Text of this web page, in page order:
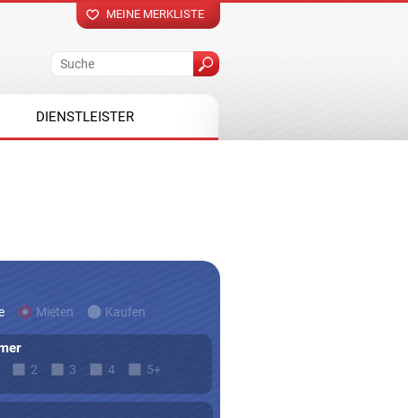
MEINE MERKLISTE
DIENSTLEISTER
Mieten Kaufen
2 3 4 5+